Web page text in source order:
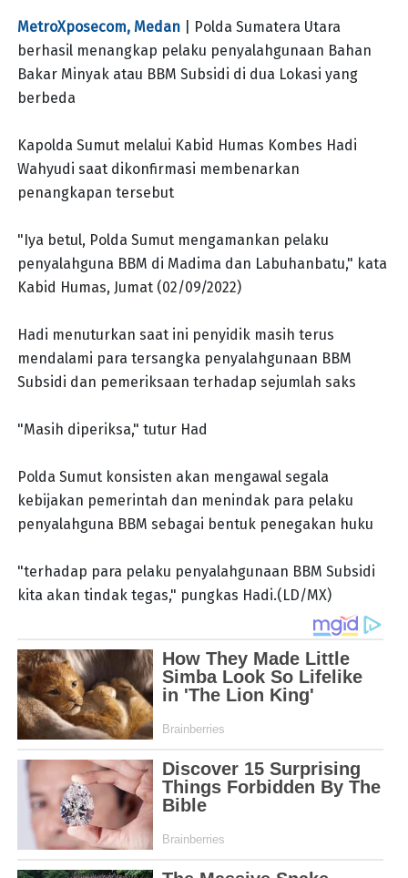
MetroXposecom, Medan
| Polda Sumatera Utara
berhasil menangkap pelaku penyalahgunaan Bahan
Bakar Minyak atau BBM Subsidi di dua Lokasi yang
berbeda
Kapolda Sumut melalui Kabid Humas Kombes Hadi
Wahyudi saat dikonfirmasi membenarkan
penangkapan tersebut
"Iya betul, Polda Sumut mengamankan pelaku
penyalahguna BBM di Madima dan Labuhanbatu," kata
Kabid Humas, Jumat (02/09/2022)
Hadi menuturkan saat ini penyidik masih terus
mendalami para tersangka penyalahgunaan BBM
Subsidi dan pemeriksaan terhadap sejumlah saks
"Masih diperiksa," tutur Had
Polda Sumut konsisten akan mengawal segala
kebijakan pemerintah dan menindak para pelaku
penyalahguna BBM sebagai bentuk penegakan huku
"terhadap para pelaku penyalahgunaan BBM Subsidi
kita akan tindak tegas," pungkas Hadi.(LD/MX)